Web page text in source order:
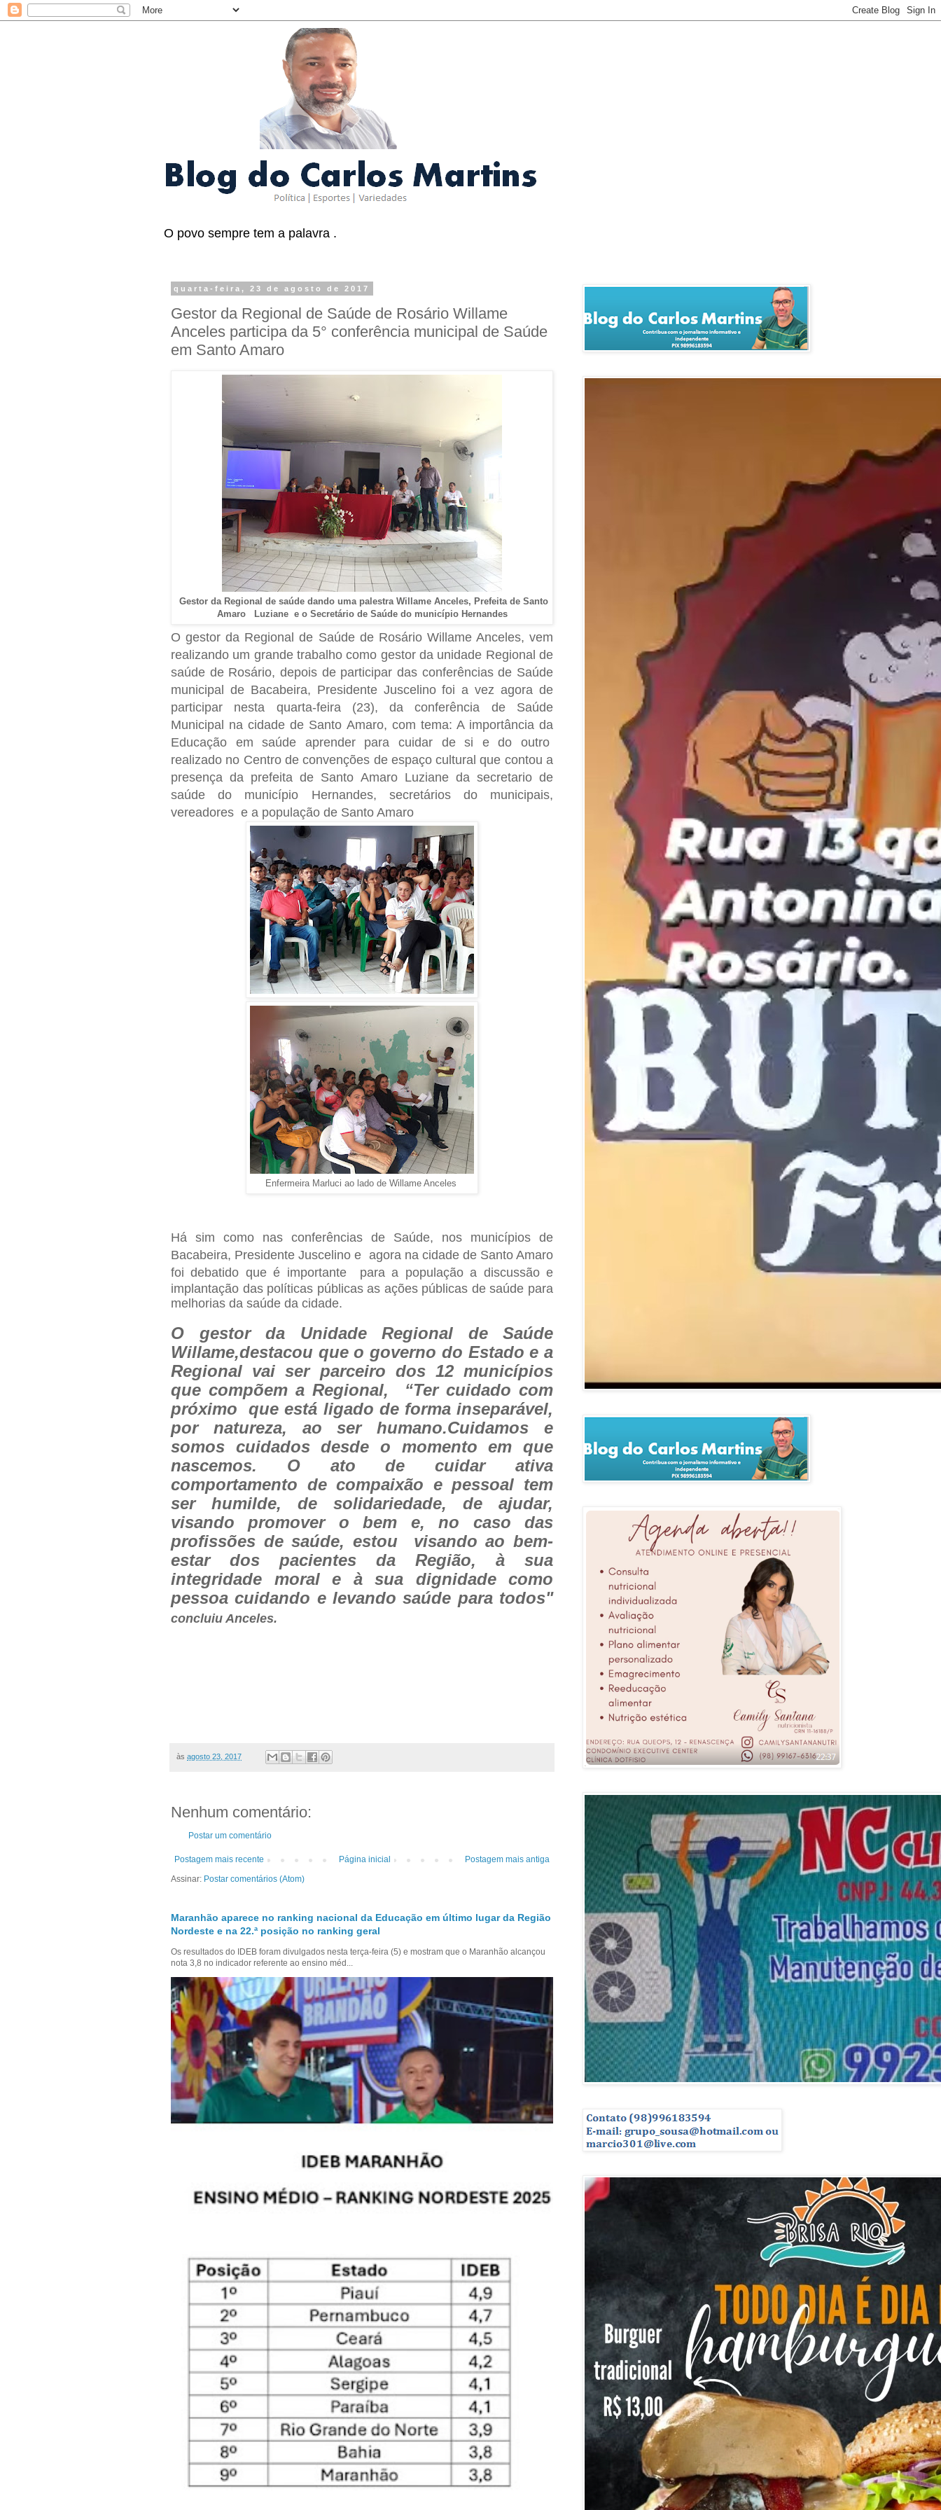
O povo sempre tem a palavra .
quarta-feira, 23 de agosto de 2017
Gestor da Regional de Saúde de Rosário Willame
Anceles participa da 5° conferência municipal de Saúde
em Santo Amaro
Gestor da Regional de saúde dando uma palestra Willame Anceles, Prefeita de Santo
Amaro Luziane e o Secretário de Saúde do município Hernandes
O gestor da Regional de Saúde de Rosário Willame Anceles, vem
realizando um grande trabalho como gestor da unidade Regional de
saúde de Rosário, depois de participar das conferências de Saúde
municipal de Bacabeira, Presidente Juscelino foi a vez agora de
participar nesta quarta-feira (23), da conferência de Saúde
Municipal na cidade de Santo Amaro, com tema: A importância da
Educação em saúde aprender para cuidar de si e do outro
realizado no Centro de convenções de espaço cultural que contou a
presença da prefeita de Santo Amaro Luziane da secretario de
saúde do município Hernandes, secretários do municipais,
vereadores e a população de Santo Amaro
Enfermeira Marluci ao lado de Willame Anceles
Há sim como nas conferências de Saúde, nos municípios de
Bacabeira, Presidente Juscelino e agora na cidade de Santo Amaro
foi debatido que é importante para a população a discussão e
implantação das políticas públicas as ações públicas de saúde para
melhorias da saúde da cidade.
O gestor da Unidade Regional de Saúde
Willame,destacou que o governo do Estado e a
Regional vai ser parceiro dos 12 municípios
que compõem a Regional, “Ter cuidado com
próximo
que está ligado de forma inseparável,
por natureza, ao ser humano.Cuidamos e
somos cuidados desde o momento em que
nascemos. O ato de cuidar ativa
comportamento de compaixão e pessoal tem
ser humilde, de solidariedade, de ajudar,
visando promover o bem e, no caso das
profissões de saúde, estou visando ao bem-
estar dos pacientes da Região, à sua
integridade moral e à sua dignidade como
pessoa cuidando e levando saúde para todos"
concluiu Anceles.
às agosto 23, 2017
Nenhum comentário:
Postar um comentário
Postagem mais recente Postagem mais antiga
Página inicial
Assinar: Postar comentários (Atom)
Maranhão aparece no ranking nacional da Educação em último lugar da Região
Nordeste e na 22.ª posição no ranking geral
Os resultados do IDEB foram divulgados nesta terça-feira (5) e mostram que o Maranhão alcançou
nota 3,8 no indicador referente ao ensino méd...